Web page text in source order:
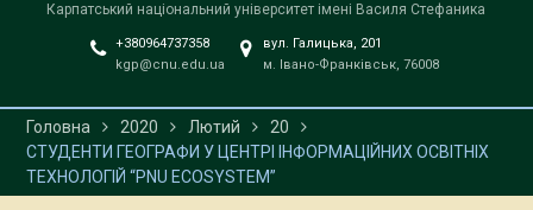
Карпатський національний університет імені Василя Стефаника
+380964737358
kgp@cnu.edu.ua
вул. Галицька, 201
м. Івано-Франківськ, 76008
Головна 2020 Лютий
20
СТУДЕНТИ ГЕОГРАФИ У ЦЕНТРІ ІНФОРМАЦІЙНИХ ОСВІТНІХ
ТЕХНОЛОГІЙ “PNU ECOSYSTEM”